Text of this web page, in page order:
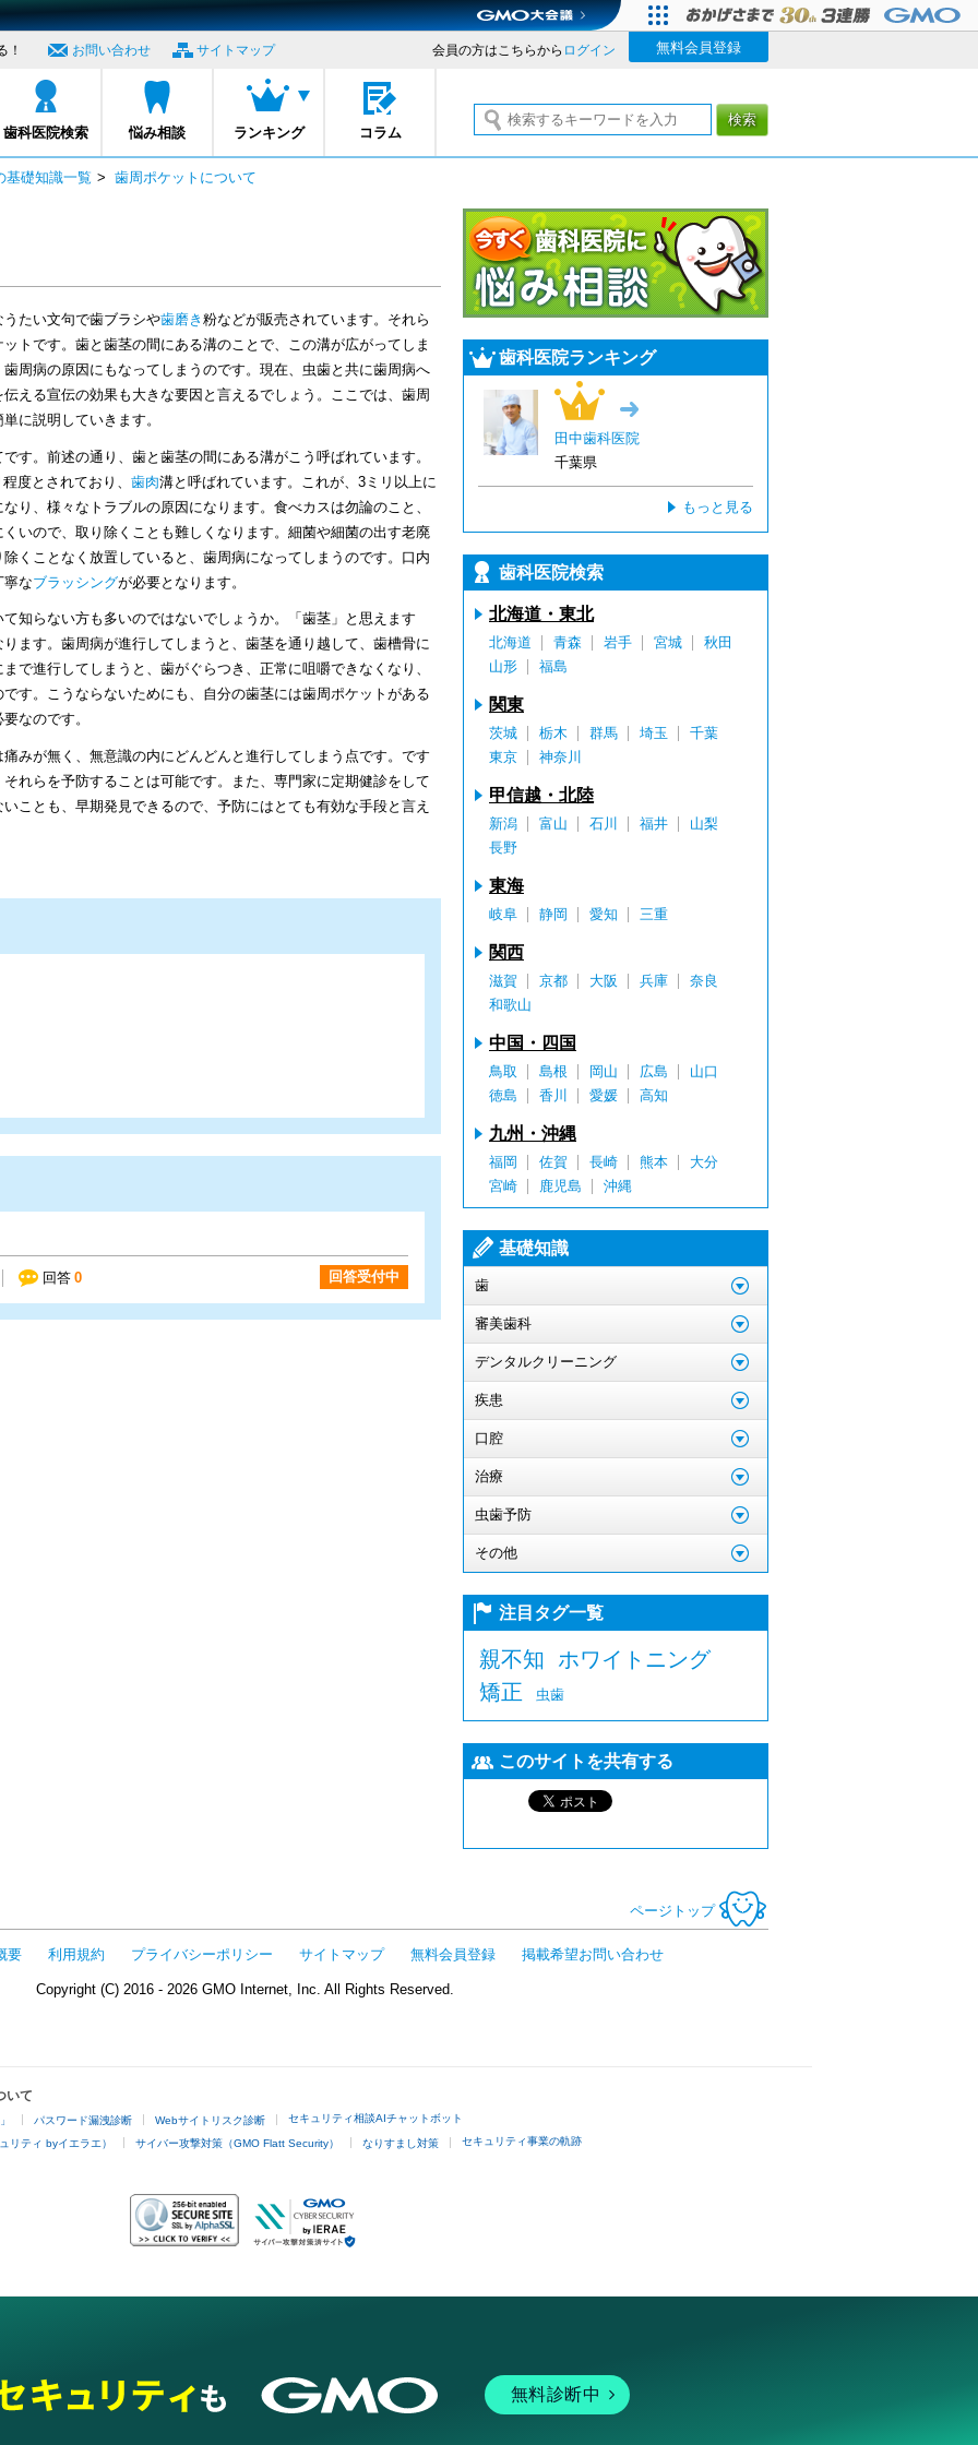
！
ロナビ
歯科医院検索 悩み相談 ランキング コラム
お問い合わせ サイトマップ 会員の方はこちらから ログイン 無料会員登録
検索
基礎知識一覧 > 歯周ポケットについて
たい文句で歯ブラシや歯磨き 粉などが販売されています。それら
トです。歯と歯茎の間にある溝のことで、この溝が広がってしま
周病の原因にもなってしまうのです。現在、虫歯と共に歯周病へ
える宣伝の効果も大きな要因と言えるでしょう。ここでは、歯周
に説明していきます。
す。前述の通り、歯と歯茎の間にある溝がこう呼ばれています。
度とされており、 歯肉溝と呼ばれています。これが、3ミリ以上に
り、様々なトラブルの原因になります。食べカスは勿論のこと、
いので、取り除くことも難しくなります。細菌や細菌の出す老廃
くことなく放置していると、歯周病になってしまうのです。口内
寧なブラッシングが必要となります。
知らない方も多いのではないでしょうか。「歯茎」と思えます
ります。歯周病が進行してしまうと、歯茎を通り越して、歯槽骨に
で進行してしまうと、歯がぐらつき、正常に咀嚼できなくなり、
す。こうならないためにも、自分の歯茎には歯周ポケットがある
なのです。
みが無く、無意識の内にどんどんと進行してしまう点です。です
れらを予防することは可能です。また、専門家に定期健診をして
ことも、早期発見できるので、予防にはとても有効な手段と言え
回答 0 回答受付中
歯科医院ランキング
田中歯科医院
千葉県
もっと見る
歯科医院検索
北海道・東北
北海道 青森 岩手 宮城
秋田
山形
福島
関東
茨城 栃木 群馬 埼玉
千葉
東京
神奈川
甲信越・北陸
新潟 富山 石川 福井
山梨
長野
東海
岐阜 静岡 愛知 三重
関西
滋賀 京都 大阪 兵庫
奈良
和歌山
中国・四国
鳥取 島根 岡山 広島
山口
徳島
香川 愛媛 高知
九州・沖縄
福岡 佐賀 長崎 熊本
大分
宮崎
鹿児島 沖縄
基礎知識
歯
審美歯科
デンタルクリーニング
疾患
口腔
治療
虫歯予防
その他
注目タグ一覧
親不知
ホワイトニング
矯正
虫歯
このサイトを共有する
ページトップ
要 利用規約 プライバシーポリシー サイトマップ 無料会員登録 掲載希望お問い合わせ
Copyright (C) 2016 - 2026 GMO Internet, Inc. All Rights Reserved.
いて
パスワード漏洩診断 Webサイトリスク診断 セキュリティ相談AIチャットボット
リティ byイエラエ） サイバー攻撃対策（GMO Flatt Security） なりすまし対策 セキュリティ事業の軌跡
無料診断中